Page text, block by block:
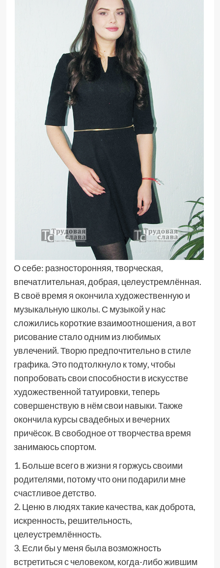
О себе: разносторонняя, творческая,
впечатлительная, добрая, целеустремлённая.
В своё время я окончила художественную и
музыкальную школы. С музыкой у нас
сложились короткие взаимоотношения, а вот
рисование стало одним из любимых
увлечений. Творю предпочтительно в стиле
графика. Это подтолкнуло к тому, чтобы
попробовать свои способности в искусстве
художественной татуировки, теперь
совершенствую в нём свои навыки. Также
окончила курсы свадебных и вечерних
причёсок. В свободное от творчества время
занимаюсь спортом.
1. Больше всего в жизни я горжусь своими
родителями, потому что они подарили мне
счастливое детство.
2. Ценю в людях такие качества, как доброта,
искренность, решительность,
целеустремлённость.
3. Если бы у меня была возможность
встретиться с человеком, когда-либо жившим